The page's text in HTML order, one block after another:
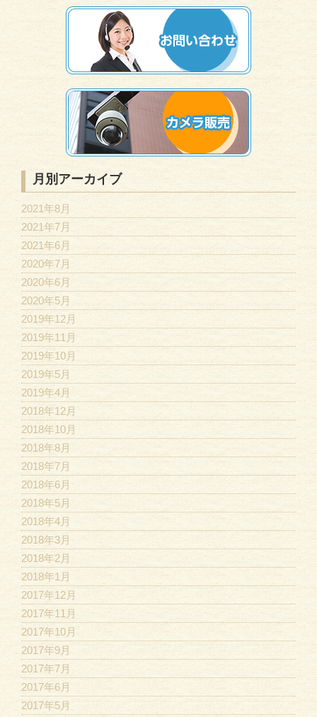
月別アーカイブ
2021年8月
2021年7月
2021年6月
2020年7月
2020年6月
2020年5月
2019年12月
2019年11月
2019年10月
2019年5月
2019年4月
2018年12月
2018年10月
2018年8月
2018年7月
2018年6月
2018年5月
2018年4月
2018年3月
2018年2月
2018年1月
2017年12月
2017年11月
2017年10月
2017年9月
2017年7月
2017年6月
2017年5月